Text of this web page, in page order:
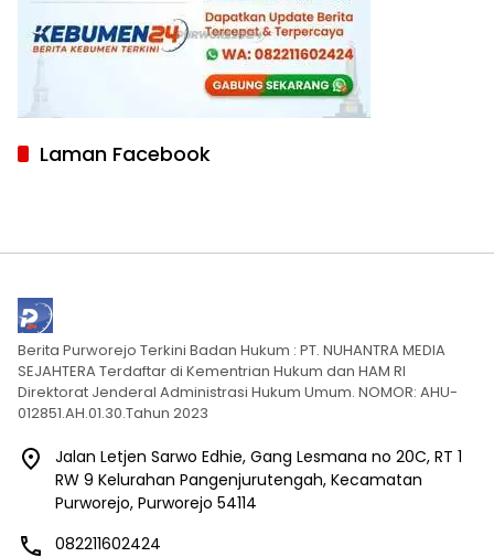
Laman Facebook
Berita Purworejo Terkini Badan Hukum : PT. NUHANTRA MEDIA
SEJAHTERA Terdaftar di Kementrian Hukum dan HAM RI
Direktorat Jenderal Administrasi Hukum Umum. NOMOR: AHU-
012851.AH.01.30.Tahun 2023
Jalan Letjen Sarwo Edhie, Gang Lesmana no 20C, RT 1
RW 9 Kelurahan Pangenjurutengah, Kecamatan
Purworejo, Purworejo 54114
082211602424